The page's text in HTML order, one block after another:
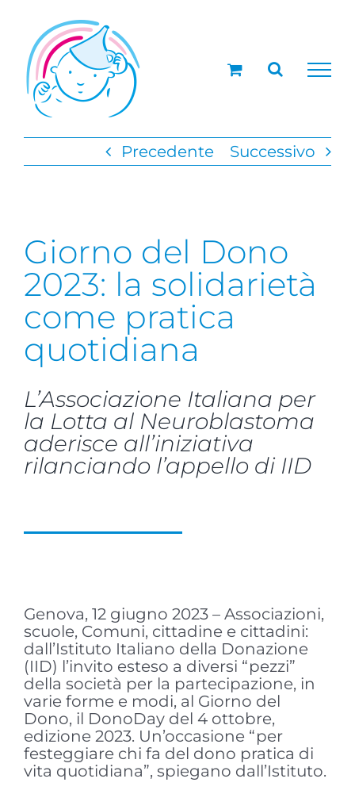
contenuto
Precedente Successivo
Giorno del Dono
2023: la solidarietà
come pratica
quotidiana
L’Associazione Italiana per
la Lotta al Neuroblastoma
aderisce all’iniziativa
rilanciando l’appello di IID
Genova, 12 giugno 2023 – Associazioni,
scuole, Comuni, cittadine e cittadini:
dall’Istituto Italiano della Donazione
(IID) l’invito esteso a diversi “pezzi”
della società per la partecipazione, in
varie forme e modi, al Giorno del
Dono, il DonoDay del 4 ottobre,
edizione 2023. Un’occasione “per
festeggiare chi fa del dono pratica di
vita quotidiana”, spiegano dall’Istituto.